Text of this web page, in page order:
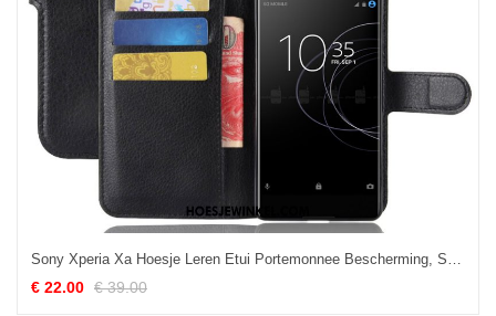
Sony Xperia Xa Hoesje Leren Etui Portemonnee Bescherming, Sony Xperia Xa Hoesje Zwart Hoes
€ 22.00 € 39.00